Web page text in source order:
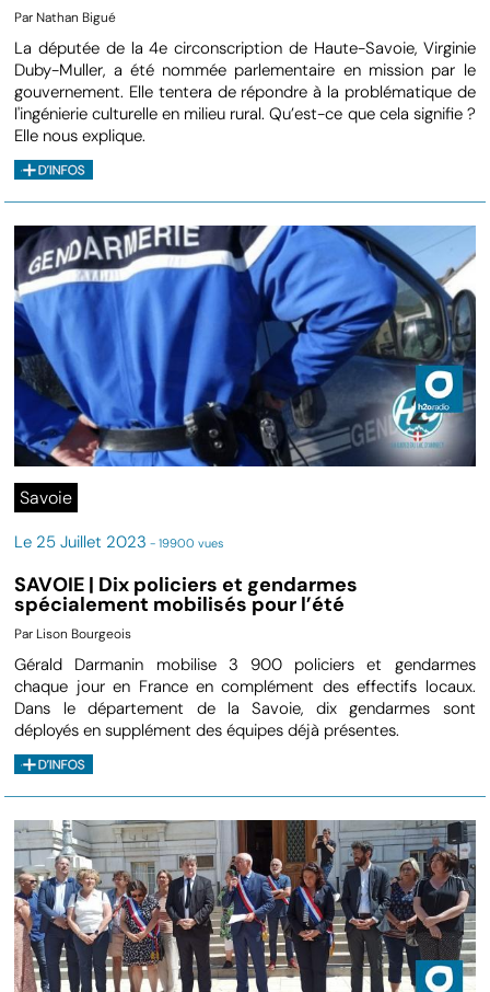
Par Nathan Bigué
La députée de la 4e circonscription de Haute-Savoie, Virginie
Duby-Muller, a été nommée parlementaire en mission par le
gouvernement. Elle tentera de répondre à la problématique de
l'ingénierie culturelle en milieu rural. Qu’est-ce que cela signifie ?
Elle nous explique.
Savoie
Le 25 Juillet 2023 - 19900 vues
SAVOIE | Dix policiers et gendarmes
spécialement mobilisés pour l’été
Par Lison Bourgeois
Gérald Darmanin mobilise 3 900 policiers et gendarmes
chaque jour en France en complément des effectifs locaux.
Dans le département de la Savoie, dix gendarmes sont
déployés en supplément des équipes déjà présentes.